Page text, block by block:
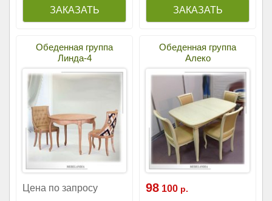
Обеденная группа
Линда-4
Цена по запросу
Обеденная группа
Алеко
98 100 р.